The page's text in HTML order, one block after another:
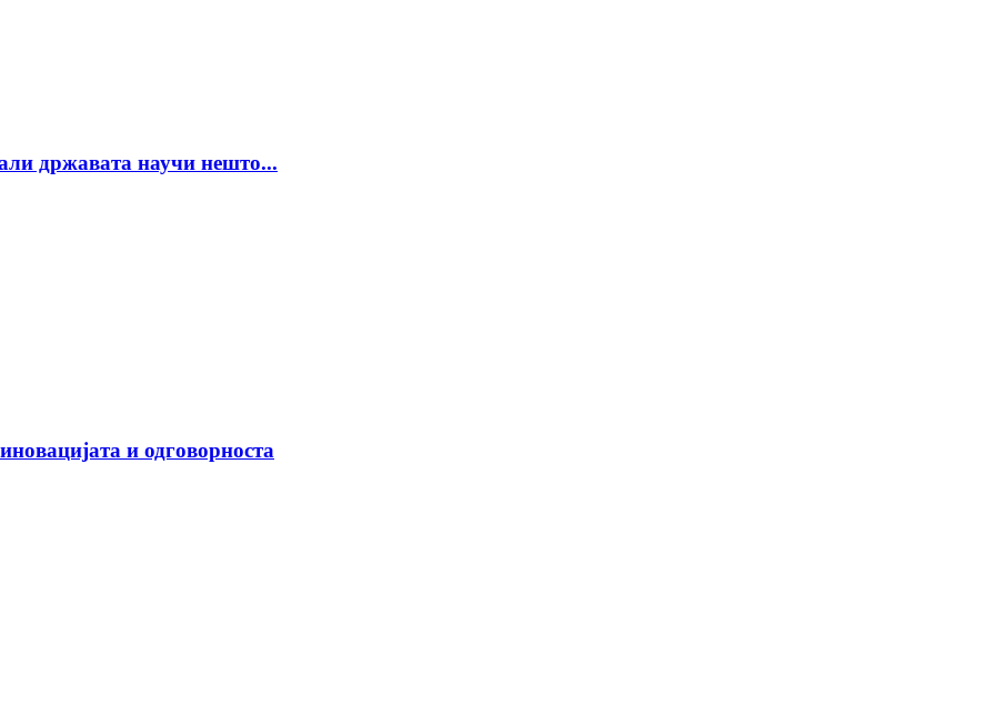
државата научи нешто...
и одговорноста